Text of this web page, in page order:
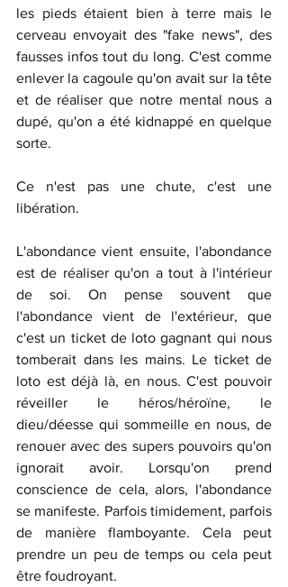
les pieds étaient bien à terre mais le
cerveau envoyait des "fake news", des
fausses infos tout du long. C'est comme
enlever la cagoule qu'on avait sur la tête
et de réaliser que notre mental nous a
dupé, qu'on a été kidnappé en quelque
sorte.
Ce n'est pas une chute, c'est une
libération.
L'abondance vient ensuite, l'abondance
est de réaliser qu'on a tout à l'intérieur
de soi. On pense souvent que
l'abondance vient de l'extérieur, que
c'est un ticket de loto gagnant qui nous
tomberait dans les mains. Le ticket de
loto est déjà là, en nous. C'est pouvoir
réveiller le héros/héroïne, le
dieu/déesse qui sommeille en nous, de
renouer avec des supers pouvoirs qu'on
ignorait avoir. Lorsqu'on prend
conscience de cela, alors, l'abondance
se manifeste. Parfois timidement, parfois
de manière flamboyante. Cela peut
prendre un peu de temps ou cela peut
être foudroyant.